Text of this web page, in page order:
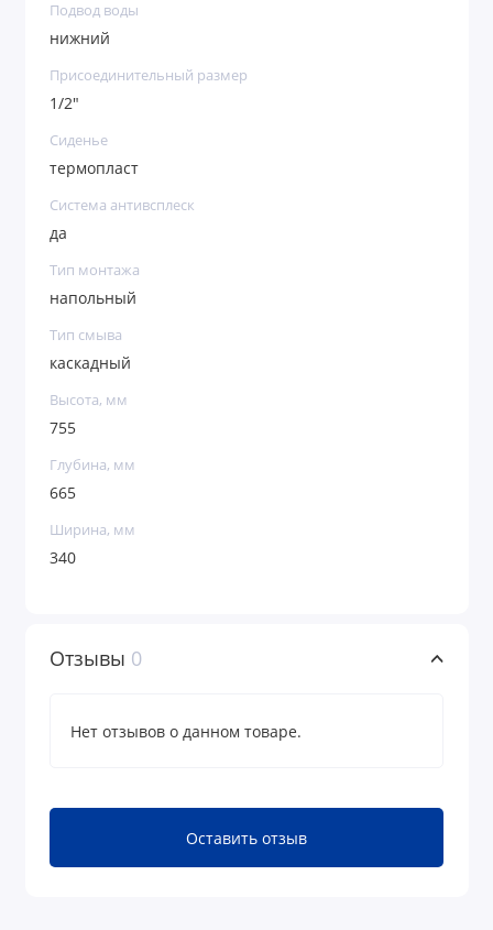
Подвод воды
нижний
Присоединительный размер
1/2"
Сиденье
термопласт
Система антивсплеск
да
Тип монтажа
напольный
Тип смыва
каскадный
Высота, мм
755
Глубина, мм
665
Ширина, мм
340
Отзывы 0
Нет отзывов о данном товаре.
Оставить отзыв